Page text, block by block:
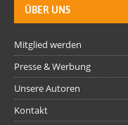
ÜBER UNS
Mitglied werden
Presse & Werbung
Unsere Autoren
Kontakt